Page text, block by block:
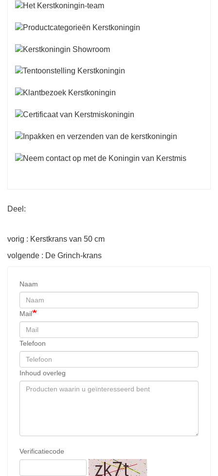
Deel:
vorig : Kerstkrans van 50 cm
volgende : De Grinch-krans
Naam
Mail
Telefoon
Inhoud overleg
Verificatiecode